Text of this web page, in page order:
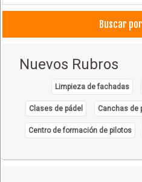
Buscar
Nuevos Rubros
Limpieza de fachadas
Clases de pádel Canchas de
Centro de formación de pilotos